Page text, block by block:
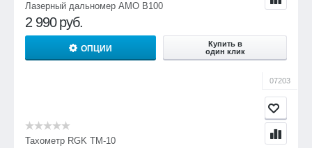
Лазерный дальномер AMO B100
2 990 руб.
ОПЦИИ
Купить в
один клик
07203
Тахометр RGK TM-10